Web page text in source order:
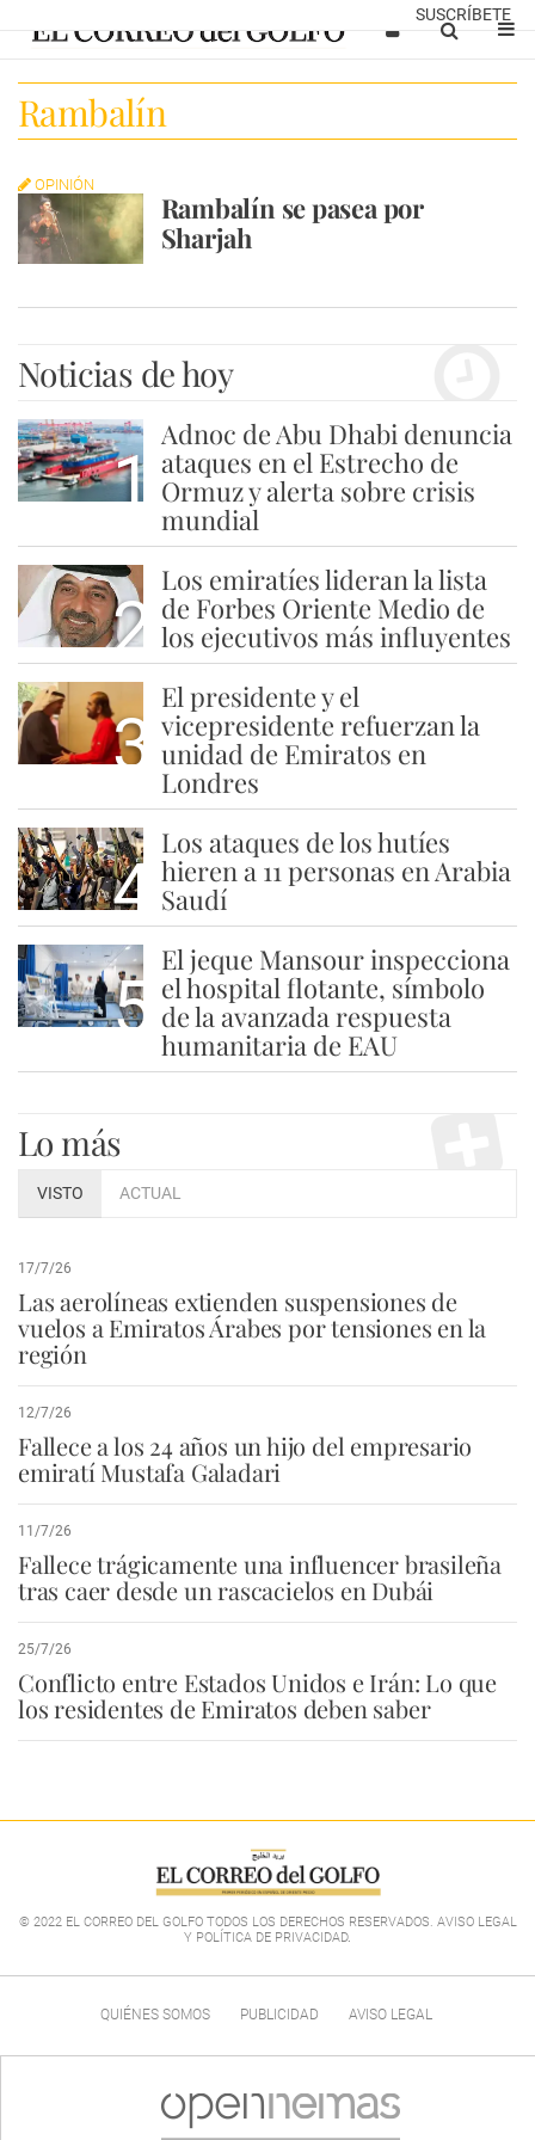
SUSCRÍBETE
Rambalín
OPINIÓN
Rambalín se pasea por
Sharjah
Noticias de hoy
1
Adnoc de Abu Dhabi denuncia
ataques en el Estrecho de
Ormuz y alerta sobre crisis
mundial
2
Los emiratíes lideran la lista
de Forbes Oriente Medio de
los ejecutivos más influyentes
3
El presidente y el
vicepresidente refuerzan la
unidad de Emiratos en
Londres
4
Los ataques de los hutíes
hieren a 11 personas en Arabia
Saudí
5
El jeque Mansour inspecciona
el hospital flotante, símbolo
de la avanzada respuesta
humanitaria de EAU
Lo más
VISTO ACTUAL
17/7/26
Las aerolíneas extienden suspensiones de
vuelos a Emiratos Árabes por tensiones en la
región
12/7/26
Fallece a los 24 años un hijo del empresario
emiratí Mustafa Galadari
11/7/26
Fallece trágicamente una influencer brasileña
tras caer desde un rascacielos en Dubái
25/7/26
Conflicto entre Estados Unidos e Irán: Lo que
los residentes de Emiratos deben saber
© 2022 EL CORREO DEL GOLFO TODOS LOS DERECHOS RESERVADOS. AVISO LEGAL
Y POLÍTICA DE PRIVACIDAD.
QUIÉNES SOMOS PUBLICIDAD AVISO LEGAL